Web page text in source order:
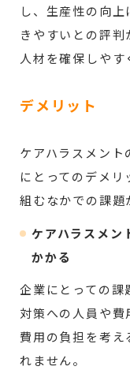
し、生産性の向
きやすいとの評
人材を確保しやす
デメリット
ケアハラスメント
にとってのデメリ
組むなかでの課題
ケアハラスメン
かかる
企業にとっての課
対策への人員や費
費用の負担を考え
れません。